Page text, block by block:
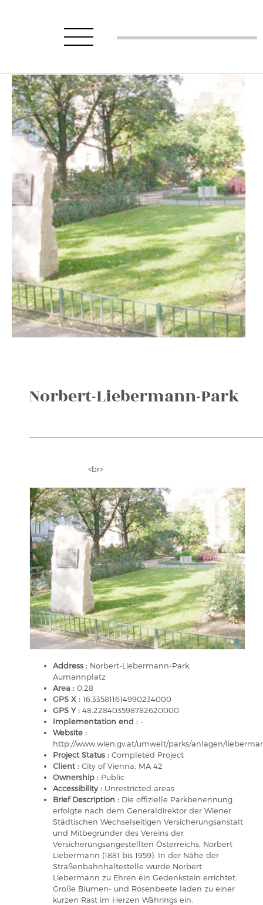
Norbert-Liebermann-Park
<br>
Address : Norbert-Liebermann-Park,
Aumannplatz
Area : 0,28
GPS X : 16.335811614990234000
GPS Y : 48.228403598782620000
Implementation end : -
Website :
http://www.wien.gv.at/umwelt/parks/anlagen/
Project Status : Completed Project
Client : City of Vienna, MA 42
Ownership : Public
Accessibility : Unrestricted areas
Brief Description : Die offizielle Parkbenennung
erfolgte nach dem Generaldirektor der Wiener
Städtischen Wechselseitigen Versicherungsanstalt
und Mitbegründer des Vereins der
Versicherungsangestellten Österreichs, Norbert
Liebermann (1881 bis 1959). In der Nähe der
Straßenbahnhaltestelle wurde Norbert
Liebermann zu Ehren ein Gedenkstein errichtet.
Große Blumen- und Rosenbeete laden zu einer
kurzen Rast im Herzen Währings ein.